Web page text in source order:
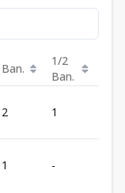
Ban.
1/2
Ban.
2 1
1 -